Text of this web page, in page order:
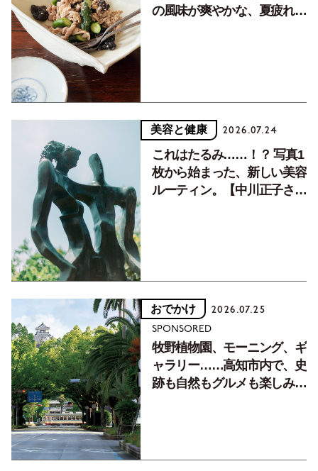
の風味が爽やかな、夏疲れを
美容と健康 2026.07.24
これはたるみ……！？ 写真1
枚から始まった、新しい美容
ルーティン。【中川正子さん
おでかけ 2026.07.25
SPONSORED
牧野植物園、モーニング、ギ
ャラリー……高知市内で、史
跡も自然もグルメも楽しみ尽